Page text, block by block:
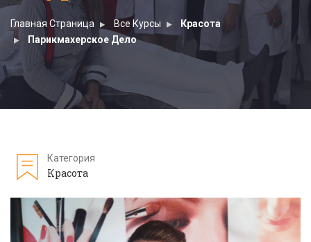
Главная Страница Все Курсы
Красота
Парикмахерское Дело
Категория
Красота